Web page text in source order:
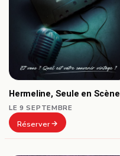
Hermeline, Seule en Scène
LE 9 SEPTEMBRE
Réserver